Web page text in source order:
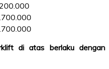
di atas berlaku dengan